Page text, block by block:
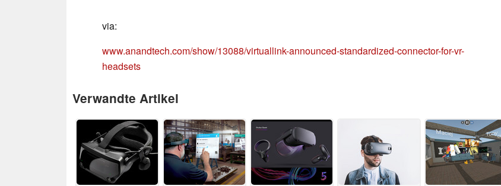
via:
www.anandtech.com/show/13088/virtuallink-announced-standardized-connector-for-vr-
headsets
Verwandte Artikel